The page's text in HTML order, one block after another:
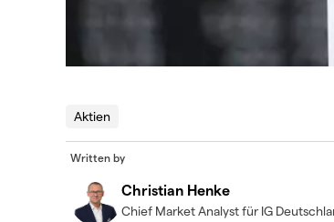
Aktien
Written by
Christian Henke
Chief Market Analyst für IG